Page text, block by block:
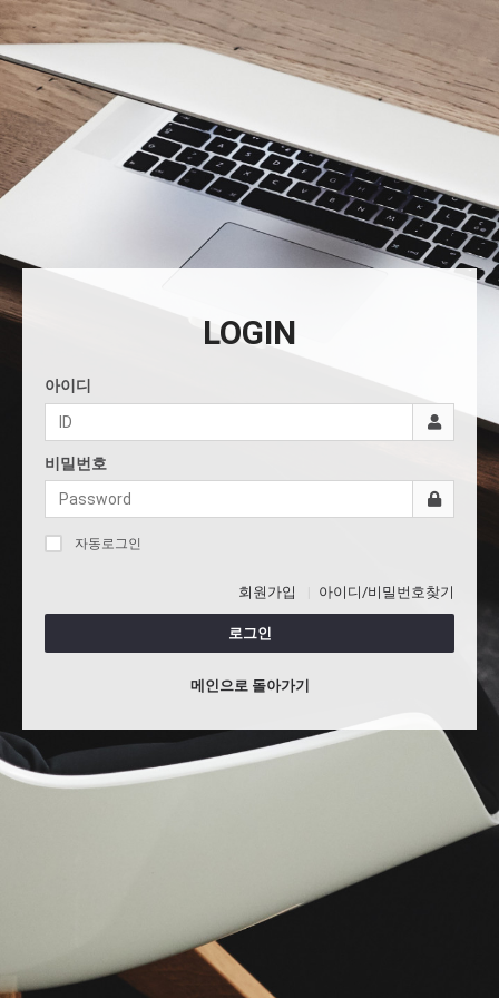
LOGIN
아이디
비밀번호
자동로그인
회원가입 아이디/비밀번호찾기
로그인
메인으로 돌아가기